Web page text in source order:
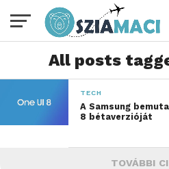
All posts
TECH
A Samsung
8 bétaverzióját
TOVÁBBI